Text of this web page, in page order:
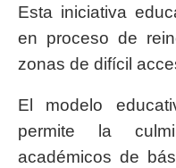
Esta iniciativa
en proceso de
zonas de difícil
El modelo
permite la
académicos de